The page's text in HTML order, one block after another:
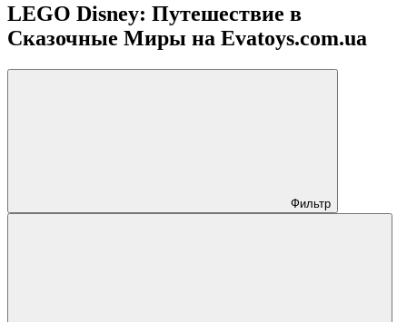
LEGO Disney: Путешествие в
Сказочные Миры на Evatoys.com.ua
Фильтр